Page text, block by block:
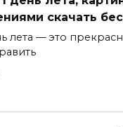
скачать
лета — это